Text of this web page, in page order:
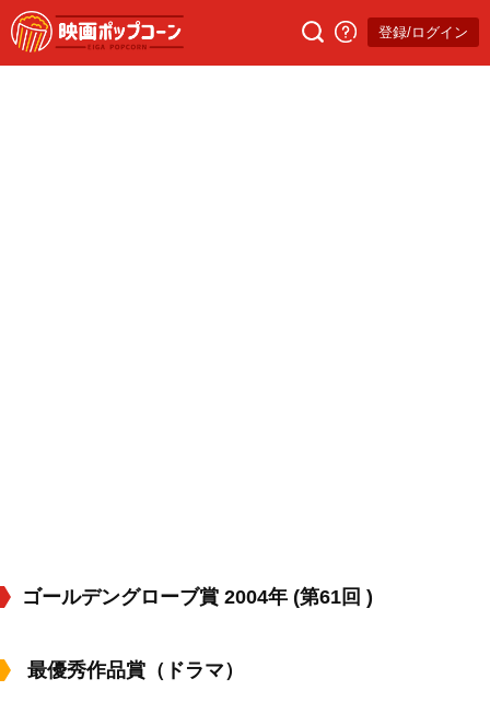
登録/ログイン
ゴールデングローブ賞 2004年 (第61回 )
最優秀作品賞（ドラマ）